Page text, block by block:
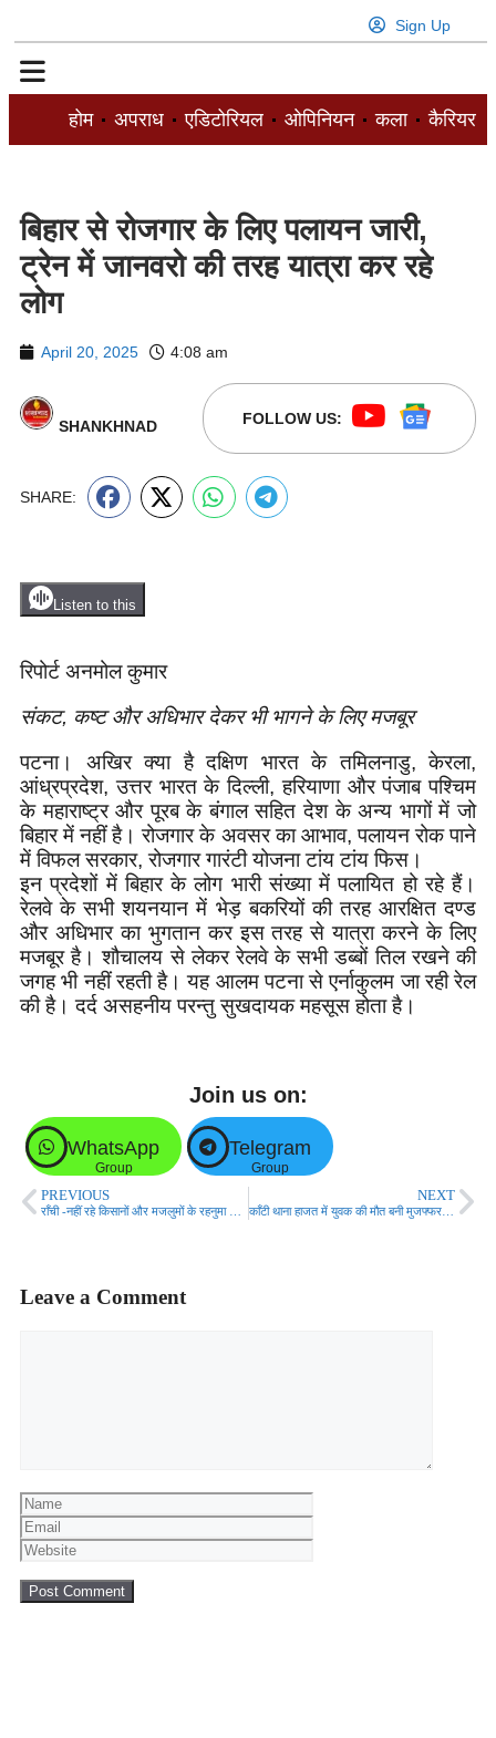
Sign Up
होम अपराध एडिटोरियल ओपिनियन कला कैरियर
बिहार से रोजगार के लिए पलायन जारी,
ट्रेन में जानवरो की तरह यात्रा कर रहे
लोग
April 20, 2025 4:08 am
SHANKHNAD FOLLOW US:
SHARE:
Listen to this
रिपोर्ट अनमोल कुमार
संकट, कष्ट और अधिभार देकर भी भागने के लिए मजबूर
पटना। अखिर क्या है दक्षिण भारत के तमिलनाडु, केरला,
आंध्रप्रदेश, उत्तर भारत के दिल्ली, हरियाणा और पंजाब पश्चिम
के महाराष्ट्र और पूरब के बंगाल सहित देश के अन्य भागों में जो
बिहार में नहीं है। रोजगार के अवसर का आभाव, पलायन रोक पाने
में विफल सरकार, रोजगार गारंटी योजना टांय टांय फिस।
इन प्रदेशों में बिहार के लोग भारी संख्या में पलायित हो रहे हैं।
रेलवे के सभी शयनयान में भेड़ बकरियों की तरह आरक्षित दण्ड
और अधिभार का भुगतान कर इस तरह से यात्रा करने के लिए
मजबूर है। शौचालय से लेकर रेलवे के सभी डब्बों तिल रखने की
जगह भी नहीं रहती है। यह आलम पटना से एर्नाकुलम जा रही रेल
की है। दर्द असहनीय परन्तु सुखदायक महसूस होता है।
Join us on:
WhatsApp
Group
Telegram
Group
PREVIOUS
NEXT
काँटी थाना हाजत में युवक की मौत बनी मुजफ्फरपुर पुलिस के लिए गले की हड्डी!
Leave a Comment